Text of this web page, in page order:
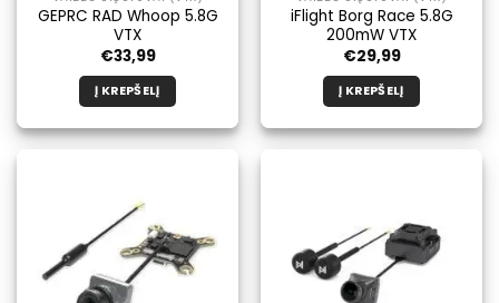
GEPRC RAD Whoop 5.8G
VTX
€33,99
Į KREPŠELĮ
iFlight Borg Race 5.8G
200mW VTX
€29,99
Į KREPŠELĮ